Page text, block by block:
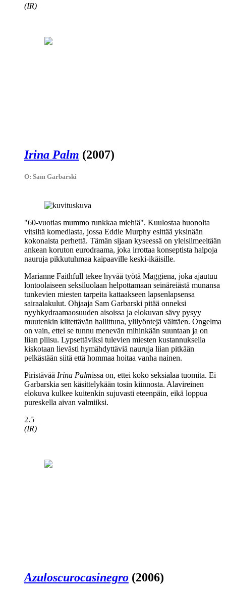
(IR)
Irina Palm (2007)
O: Sam Garbarski
"60‑vuotias mummo runkkaa miehiä". Kuulostaa huonolta
vitsiltä komediasta, jossa Eddie Murphy esittää yksinään
kokonaista perhettä. Tämän sijaan kyseessä on yleisilmeeltään
ankean koruton eurodraama, joka irrottaa konseptista halpoja
nauruja pikkutuhmaa kaipaaville keski-ikäisille.
Marianne Faithfull tekee hyvää työtä Maggiena, joka ajautuu
lontoolaiseen seksiluolaan helpottamaan seinäreiästä munansa
tunkevien miesten tarpeita kattaakseen lapsenlapsensa
sairaalakulut. Ohjaaja Sam Garbarski pitää onneksi
nyyhkydraamaosuuden aisoissa ja elokuvan sävy pysyy
muutenkin kiitettävän hallittuna, ylilyöntejä välttäen. Ongelma
on vain, ettei se tunnu menevän mihinkään suuntaan ja on
liian pliisu. Lypsettäviksi tulevien miesten kustannuksella
kiskotaan lievästi hymähdyttäviä nauruja liian pitkään
pelkästään siitä että hommaa hoitaa vanha nainen.
Piristävää Irina Palmissa on, ettei koko seksialaa tuomita. Ei
Garbarskia sen käsittelykään tosin kiinnosta. Alavireinen
elokuva kulkee kuitenkin sujuvasti eteenpäin, eikä loppua
pureskella aivan valmiiksi.
2.5
(IR)
Azuloscurocasinegro (2006)